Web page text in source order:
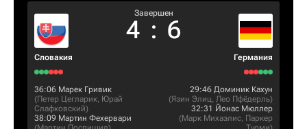
Словакия
Завершен
4 : 6
Германия
36:06 Марек Гривик
(Петер Цегларик, Юрай
Слафковский)
38:09 Мартин Фехервари
29:46 Доминик Кахун
(Язин Элиц, Лео Пфёдерль)
32:31 Йонас Мюллер
(Марк Михаэлис, Паркер